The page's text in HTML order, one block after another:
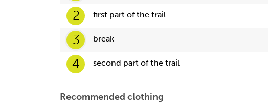
2 first part of the trail
3 break
4 second part of the trail
Recommended clothing